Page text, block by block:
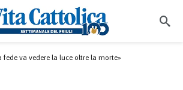
fede va vedere la luce oltre la morte»